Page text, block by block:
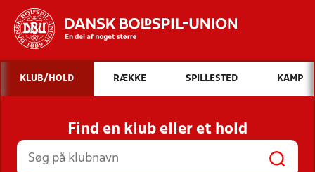
Hvad vil du søge efter?
INDHOLD OG NYHEDER
STILLINGER, RESULTATER, KLUBBER OG
HOLD
KLUB/HOLD RÆKKE SPILLESTED KAMP
Find en klub eller et hold